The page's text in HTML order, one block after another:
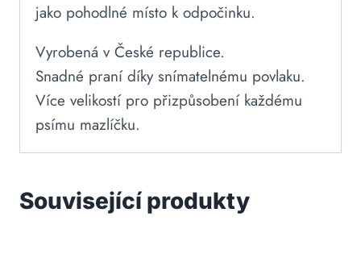
jako pohodlné místo k odpočinku.
Vyrobená v České republice.
Snadné praní díky snímatelnému povlaku.
Více velikostí pro přizpůsobení každému
psímu mazlíčku.
Související produkty